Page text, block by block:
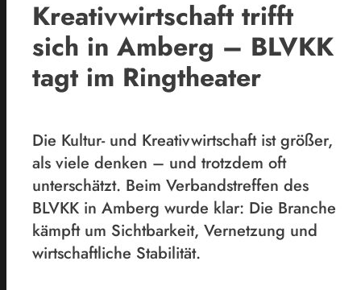
Kreativwirtschaft trifft
sich in Amberg – BLVKK
tagt im Ringtheater
Die Kultur- und Kreativwirtschaft ist größer,
als viele denken – und trotzdem oft
unterschätzt. Beim Verbandstreffen des
BLVKK in Amberg wurde klar: Die Branche
kämpft um Sichtbarkeit, Vernetzung und
wirtschaftliche Stabilität.